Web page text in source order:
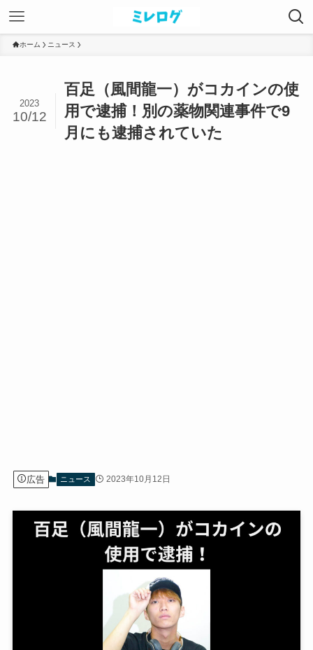
ホーム ニュース
百足（風間龍一）がコカインの使
用で逮捕！別の薬物関連事件で9
月にも逮捕されていた
2023
10/12
広告 ニュース 2023年10月12日